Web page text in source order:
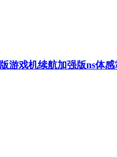
戏机续航加强版ns体